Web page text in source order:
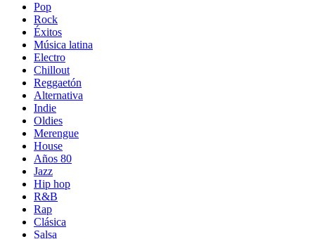
Pop
Rock
Éxitos
Música latina
Electro
Chillout
Reggaetón
Alternativa
Indie
Oldies
Merengue
House
Años 80
Jazz
Hip hop
R&B
Rap
Clásica
Salsa